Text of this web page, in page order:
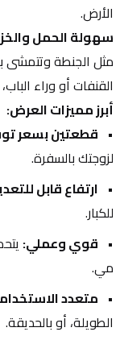
الأرض.
سهولة الحمل
القنفات أو وراء
أبرز مميزات العرض:
قطعتين بسعر
لزوجتك بالسفرة.
ارتفاع قابل
للكبار.
قوي وعملي:
مي.
متعدد
الطويلة، أو بالحديقة.